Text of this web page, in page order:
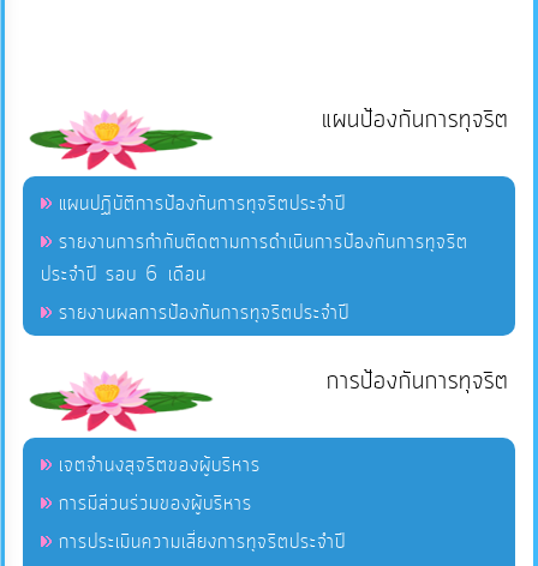
แผนป้องกันการทุจริต
แผนปฏิบัติการป้องกันการทุจริตประจำปี
รายงานการกำกับติดตามการดำเนินการป้องกันการทุจริต
ประจำปี รอบ 6 เดือน
รายงานผลการป้องกันการทุจริตประจำปี
การป้องกันการทุจริต
เจตจำนงสุจริตของผู้บริหาร
การมีส่วนร่วมของผู้บริหาร
การประเมินความเสี่ยงการทุจริตประจำปี